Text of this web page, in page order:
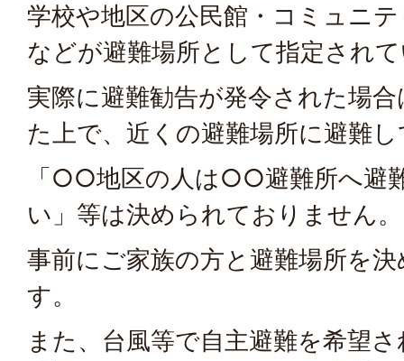
学校や地区の公民館・コミュニ
などが避難場所として指定され
実際に避難勧告が発令された場
た上で、近くの避難場所に避難
「○○地区の人は○○避難所へ避
い」等は決められておりません。
事前にご家族の方と避難場所を
す。
また、台風等で自主避難を希望